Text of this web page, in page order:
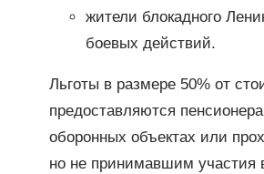
жители блокадного
боевых действий.
Льготы в размере 50% от
предоставляются
оборонных объектах или
но не принимавшим участия